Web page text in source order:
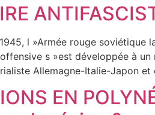
l »Armée rouge
s »est développée à
Allemagne-Italie-Japon
EN